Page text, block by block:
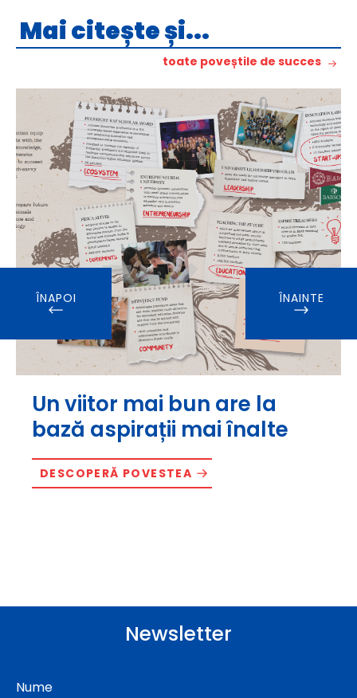
Mai citește și...
toate poveștile de succes
Un viitor mai bun are la
bază aspirații mai înalte
DESCOPERĂ POVESTEA
ÎNAPOI ÎNAINTE
Newsletter
Nume